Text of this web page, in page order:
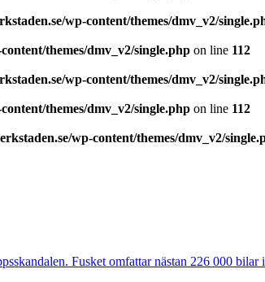
wp-content/themes/dmv_v2/
themes/dmv_v2/single.php on line 112
wp-content/themes/dmv_v2/
themes/dmv_v2/single.php on line 112
wp-content/themes/dmv_v2/
Fusket omfattar nästan 226 000 bilar